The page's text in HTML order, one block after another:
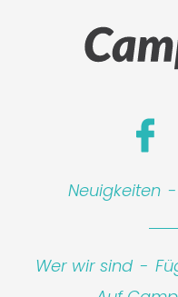
Neuigkeiten -
Wer wir sind -